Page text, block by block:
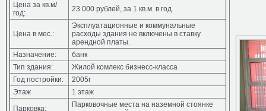
Цена за кв.м/
год:
23 000 рублей, за 1 кв.м. в год.
Цена в мес.:
Эксплуатационные и коммунальные
расходы здания не включены в ставку
арендной платы.
Назначение:
банк
Тип здания:
Жилой комлекс бизнесс-класса
Год постройки:
2005г
Этаж
1 этаж
Парковка:
Парковочные места на наземной стоянке